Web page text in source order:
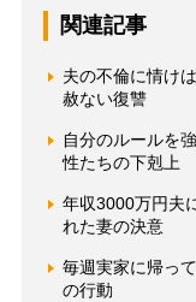
関連記事
夫の不倫に情け
赦ない復讐
自分のルールを
性たちの下剋上
年収3000万円夫
れた妻の決意
毎週実家に帰っ
の行動